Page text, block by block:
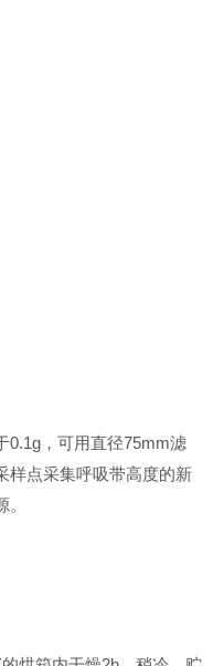
0.1g，可用直径75mm滤
样点采集呼吸带高度的新